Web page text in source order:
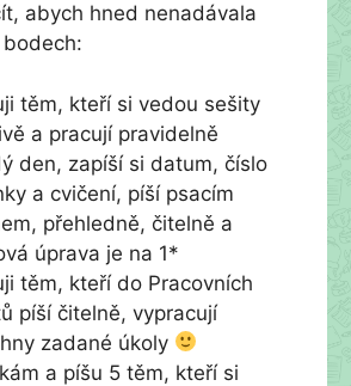
abych hned nenadávala
těm, kteří si vedou sešity
a pracují pravidelně
den, zapíší si datum, číslo
a cvičení, píší psacím
přehledně, čitelně a
úprava je na 1*
těm, kteří do Pracovních
píší čitelně, vypracují
zadané úkoly
a píšu 5 těm, kteří si